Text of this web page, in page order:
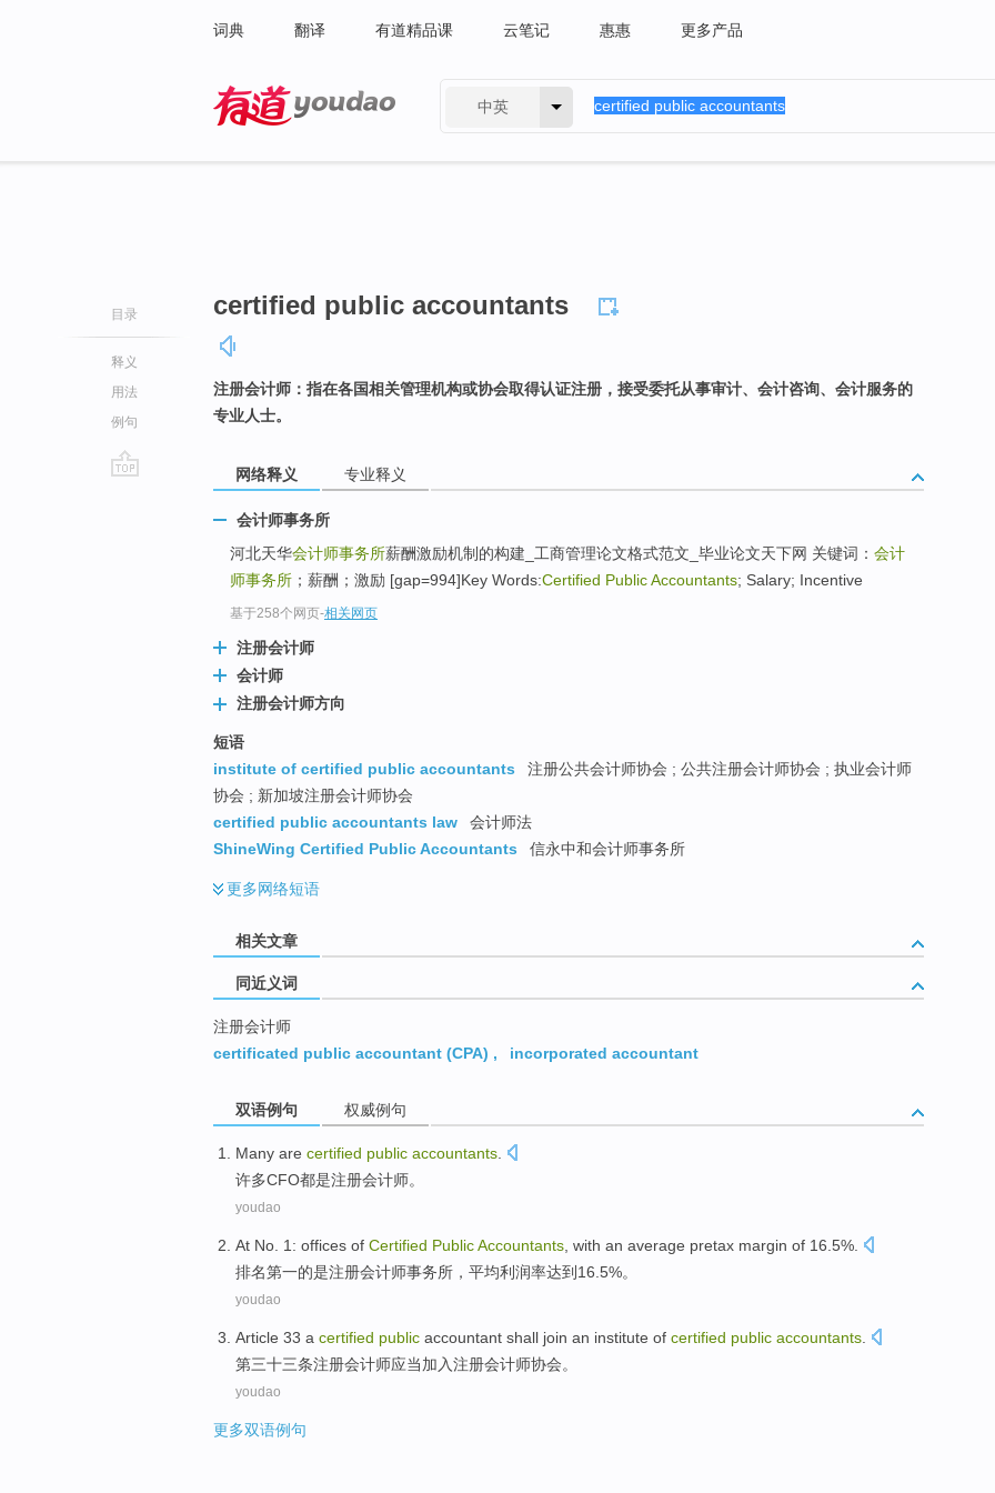
词典 翻译 有道精品课 云笔记 惠惠 更多产品
中英
目录
释义
用法
例句
certified public accountants
注册会计师：指在各国相关管理机构或协会取得认证注册，接受委托从事审计、会计咨询、会计服务的
专业人士。
网络释义 专业释义
会计师事务所
河北天华会计师事务所薪酬激励机制的构建_工商管理论文格式范文_毕业论文天下网 关键词： 会计
师事务所 ；薪酬；激励 [gap=994]Key Words:Certified Public Accountants; Salary; Incentive
基于258个网页-相关网页
注册会计师
会计师
注册会计师方向
短语
institute of certified public accountants
注册公共会计师协会 ; 公共注册会计师协会 ; 执业会计师
协会 ; 新加坡注册会计师协会
certified public accountants law
会计师法
ShineWing Certified Public Accountants
信永中和会计师事务所
更多网络短语
相关文章
同近义词
注册会计师
certificated public accountant (CPA) , incorporated accountant
双语例句 权威例句
Many are certified public accountants
许多CFO都是注册会计师。
youdao
At No. 1: offices of Certified PublicAccountants , with an average pretax margin of 16.5%.
排名第一的是注册会计师事务所 ， 平均利润率达到16.5%。
youdao
Article 33 a certified public accountant shall join an institute of certified public accountants
第三十三条注册会计师应当加入注册会计师协会。
youdao
更多双语例句